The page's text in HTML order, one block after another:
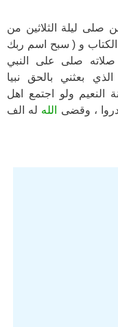
صلى ليلة الثلاثين من
و ( سبح اسم ربك
صلى على النبي
بعثني بالحق نبيا
ولو اجتمع اهل
، وقضى
الله له الف